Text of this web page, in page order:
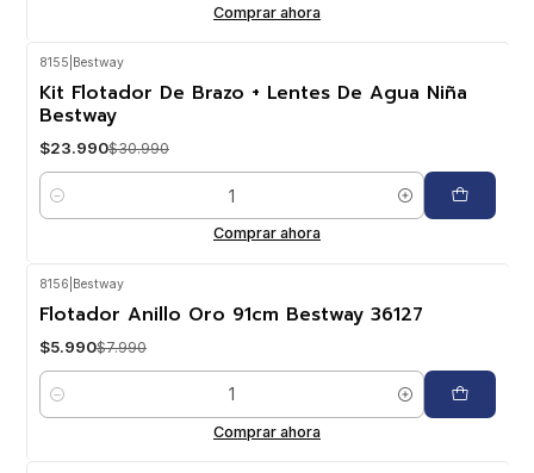
Comprar ahora
-23%OFF
8155 Bestway
Kit Flotador De Brazo + Lentes De Agua Niña
Bestway
$23.990$30.990
Cantidad
Comprar ahora
-25%
8156 Bestway
Flotador Anillo Oro 91cm Bestway 36127
$5.990$7.990
Cantidad
Comprar ahora